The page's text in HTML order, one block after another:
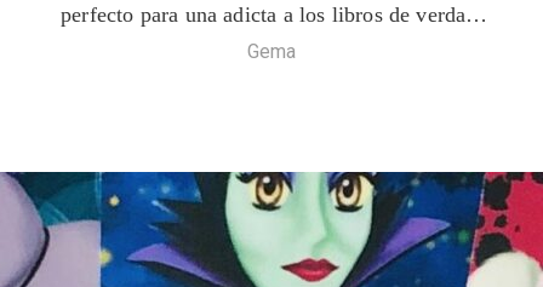
A los de hoja de papel de siempre. Muy
agradecida de haberles encontrado.
Gema